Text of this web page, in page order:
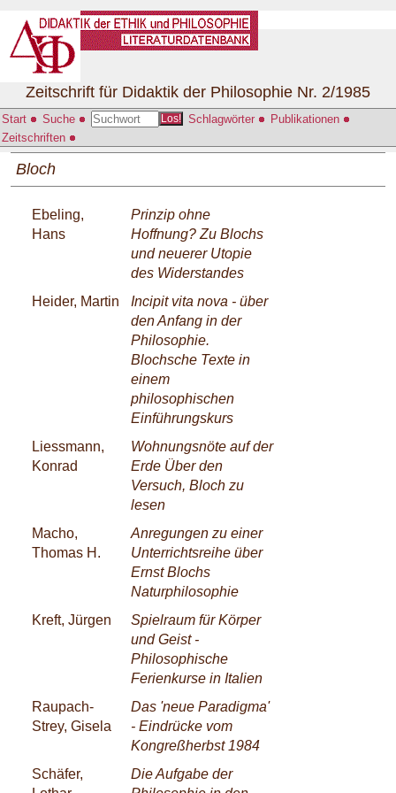
Start Suche Los! Schlagwörter
Publikationen
Zeitschriften
Zeitschrift für Didaktik der Philosophie Nr. 2/1985
Bloch
Ebeling,
Hans
Prinzip ohne
Hoffnung? Zu Blochs
und neuerer Utopie
des Widerstandes
Heider, Martin
Incipit vita nova - über
den Anfang in der
Philosophie.
Blochsche Texte in
einem
philosophischen
Einführungskurs
Liessmann,
Konrad
Wohnungsnöte auf der
Erde Über den
Versuch, Bloch zu
lesen
Macho,
Thomas H.
Anregungen zu einer
Unterrichtsreihe über
Ernst Blochs
Naturphilosophie
Kreft, Jürgen
Spielraum für Körper
und Geist -
Philosophische
Ferienkurse in Italien
Raupach-
Strey, Gisela
Das 'neue Paradigma'
- Eindrücke vom
Kongreßherbst 1984
Schäfer,
Die Aufgabe der